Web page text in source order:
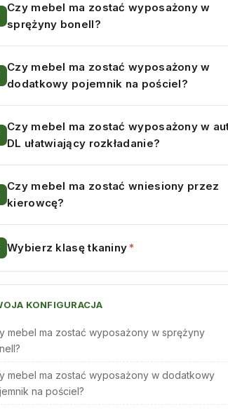
Czy mebel ma zostać wyposażony w
sprężyny bonell?
Czy mebel ma zostać wyposażony w
dodatkowy pojemnik na pościel?
Czy mebel ma zostać wyposażony w
DL ułatwiający rozkładanie?
Czy mebel ma zostać wniesiony przez
kierowcę?
Wybierz klasę tkaniny*
KONFIGURACJA
mebel ma zostać wyposażony w sprężyny
mebel ma zostać wyposażony w dodatkowy
na pościel?